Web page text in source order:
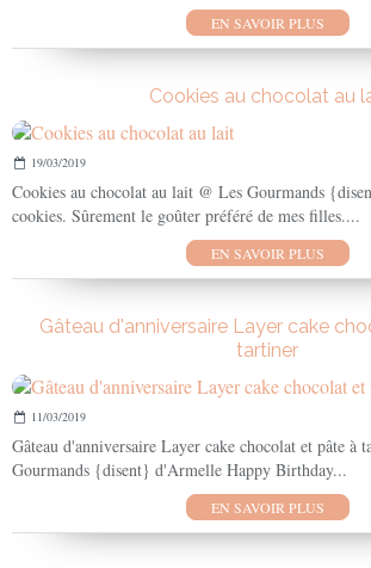
EN SAVOIR PLUS
Cookies au chocolat au
19/03/2019
Cookies au chocolat au lait @ Les Gourmands
cookies. Sûrement le goûter préféré de mes filles....
EN SAVOIR PLUS
Gâteau d'anniversaire Layer cake
tartiner
11/03/2019
Gâteau d'anniversaire Layer cake chocolat et pâte à
Gourmands {disent} d'Armelle Happy Birthday...
EN SAVOIR PLUS